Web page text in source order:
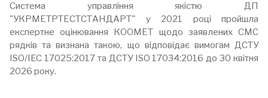
Система управління якістю ДП
"УКРМЕТРТЕСТСТАНДАРТ" у 2021 році пройшла
експертне оцінювання КООМЕТ щодо заявлених СМС
рядків та визнана такою, що відповідає вимогам ДСТУ
ISO/IEC 17025:2017 та ДСТУ ISO 17034:2016 до 30 квітня
2026 року.